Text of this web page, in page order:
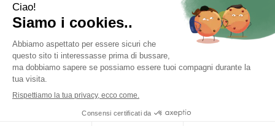
WISHLIST
ISCRIZIONE ALLA NEWSLETTER
MODALITÀ DI PAGAMENTO
INFORMATIVA PRIVACY
CONDIZIONI DI VENDITA
Farmacia Centrale Srl
Numero R.E.A.: CO327309